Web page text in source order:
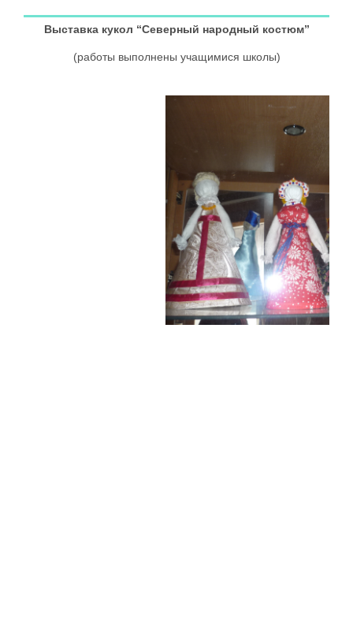
Выставка кукол “Северный народный костюм”
(работы выполнены учащимися школы)